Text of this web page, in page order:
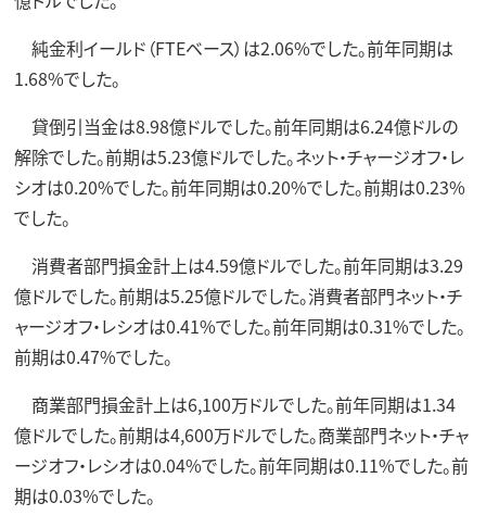
純金利イールド（FTEベース）は2.06%でした。前年同期は
1.68%でした。
貸倒引当金は8.98億ドルでした。前年同期は6.24億ドルの
解除でした。前期は5.23億ドルでした。ネット・チャージオフ・レ
シオは0.20%でした。前年同期は0.20%でした。前期は0.23%
でした。
消費者部門損金計上は4.59億ドルでした。前年同期は3.29
億ドルでした。前期は5.25億ドルでした。消費者部門ネット・チ
ャージオフ・レシオは0.41%でした。前年同期は0.31%でした。
前期は0.47%でした。
商業部門損金計上は6,100万ドルでした。前年同期は1.34
億ドルでした。前期は4,600万ドルでした。商業部門ネット・チャ
ージオフ・レシオは0.04%でした。前年同期は0.11%でした。前
期は0.03%でした。